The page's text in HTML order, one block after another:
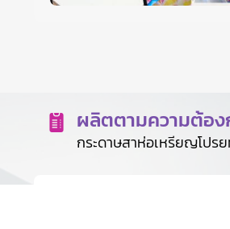
ผลิตตามความต้อง
กระดาษสาห่อเหรียญโปร